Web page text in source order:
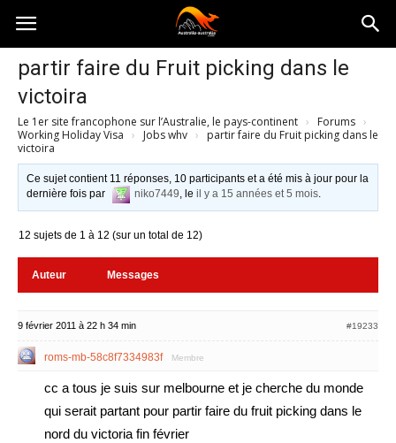
Australia-
australie.com
partir faire du Fruit picking dans le
victoira
Le 1er site francophone sur l’Australie, le pays-continent › Forums ›
Working Holiday Visa › Jobs whv ›
partir faire du Fruit picking dans le
victoira
Ce sujet contient 11 réponses, 10 participants et a été mis à jour pour la
dernière fois par
niko7449, leil y a 15 années et 5 mois.
12 sujets de 1 à 12 (sur un total de 12)
Auteur Messages
9 février 2011 à 22 h 34 min #19233
roms-mb-58c8f7334983f Membre
cc a tous je suis sur melbourne et je cherche du monde
qui serait partant pour partir faire du fruit picking dans le
nord du victoria fin février